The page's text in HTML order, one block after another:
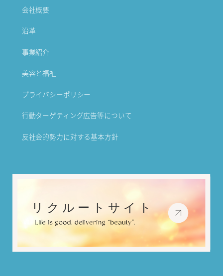
会社概要
沿革
事業紹介
美容と福祉
プライバシーポリシー
行動ターゲティング広告等について
反社会的勢力に対する基本方針